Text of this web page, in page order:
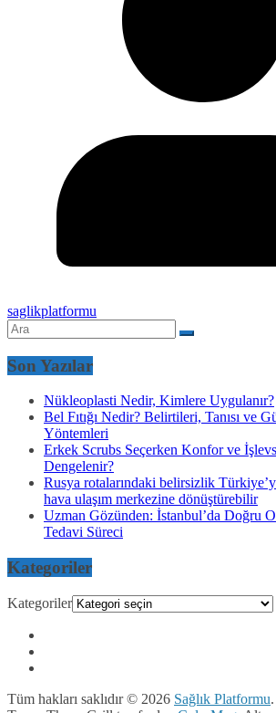
saglikplatformu
Son Yazılar
Nükleoplasti Nedir, Kimlere Uygulanır?
Bel Fıtığı Nedir? Belirtileri, Tanısı ve
Yöntemleri
Erkek Scrubs Seçerken Konfor ve
Dengelenir?
Rusya rotalarındaki belirsizlik
hava ulaşım merkezine dönüştürebilir
Uzman Gözünden: İstanbul’da Doğru
Tedavi Süreci
Kategoriler
Kategoriler
Tüm hakları saklıdır © 2026 Sağlık Platformu.